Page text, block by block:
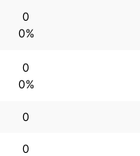
0
0%
0
0%
0
0